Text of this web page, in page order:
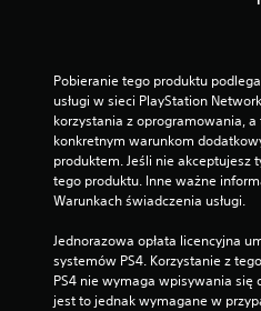
Pobieranie tego produktu
usługi w sieci PlayStation
korzystania z oprogramowania,
konkretnym warunkom
produktem. Jeśli nie akceptujesz
tego produktu. Inne ważne
Warunkach świadczenia usługi.
Jednorazowa opłata licencyjna
systemów PS4. Korzystanie z
PS4 nie wymaga wpisywania się
jest to jednak wymagane w